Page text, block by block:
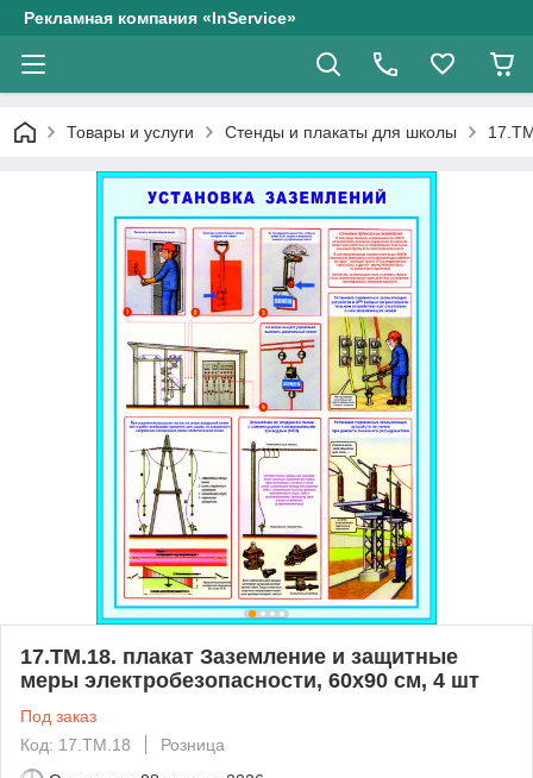
Рекламная компания «InService»
Товары и услуги Стенды и плакаты для школы
17.ТМ.18. плакат Заземление и защитные
меры электробезопасности, 60х90 см, 4 шт
Под заказ
Код: 17.ТМ.18
Розница